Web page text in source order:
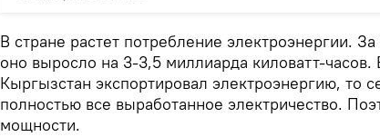
В стране растет потребление электроэнергии.
оно выросло на 3-3,5 миллиарда киловатт-часов.
Кыргызстан экспортировал электроэнергию, то
полностью все выработанное электричество.
мощности.